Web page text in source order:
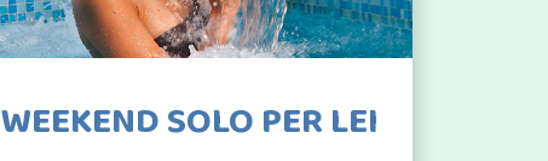
WEEKEND SOLO PER LEI